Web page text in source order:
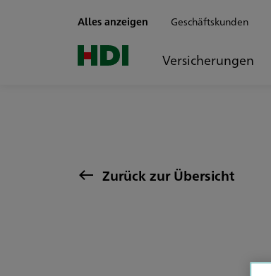
Alles anzeigen Geschäftskunden
Versicherungen
Zurück zur Übersicht